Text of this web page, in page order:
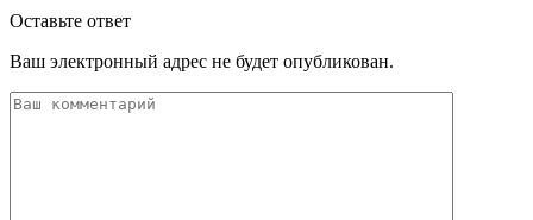
Оставьте ответ
Ваш электронный адрес не будет опубликован.